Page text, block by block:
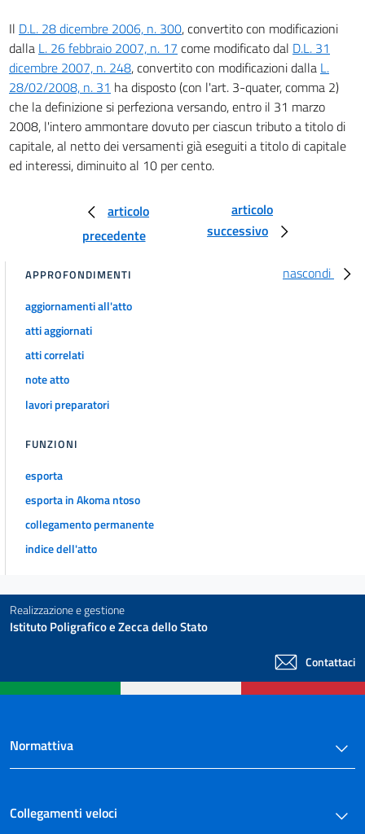
Il D.L. 28 dicembre 2006, n. 300, convertito con modificazioni
dalla L. 26 febbraio 2007, n. 17 come modificato dal D.L. 31
dicembre 2007, n. 248, convertito con modificazioni dalla L.
28/02/2008, n. 31 ha disposto (con l'art. 3-quater, comma 2)
che la definizione si perfeziona versando, entro il 31 marzo
2008, l'intero ammontare dovuto per ciascun tributo a titolo di
capitale, al netto dei versamenti già eseguiti a titolo di capitale
ed interessi, diminuito al 10 per cento.
articolo
precedente
articolo
successivo
nascondi
APPROFONDIMENTI
aggiornamenti all'atto
atti aggiornati
atti correlati
note atto
lavori preparatori
FUNZIONI
esporta
esporta in Akoma ntoso
collegamento permanente
indice dell'atto
Realizzazione e gestione
Istituto Poligrafico e Zecca dello Stato
Contattaci
Normattiva
Collegamenti veloci